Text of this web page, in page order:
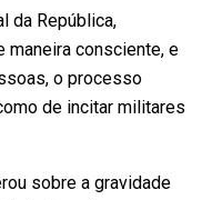
da República,
maneira consciente, e
o processo
de incitar militares
sobre a gravidade